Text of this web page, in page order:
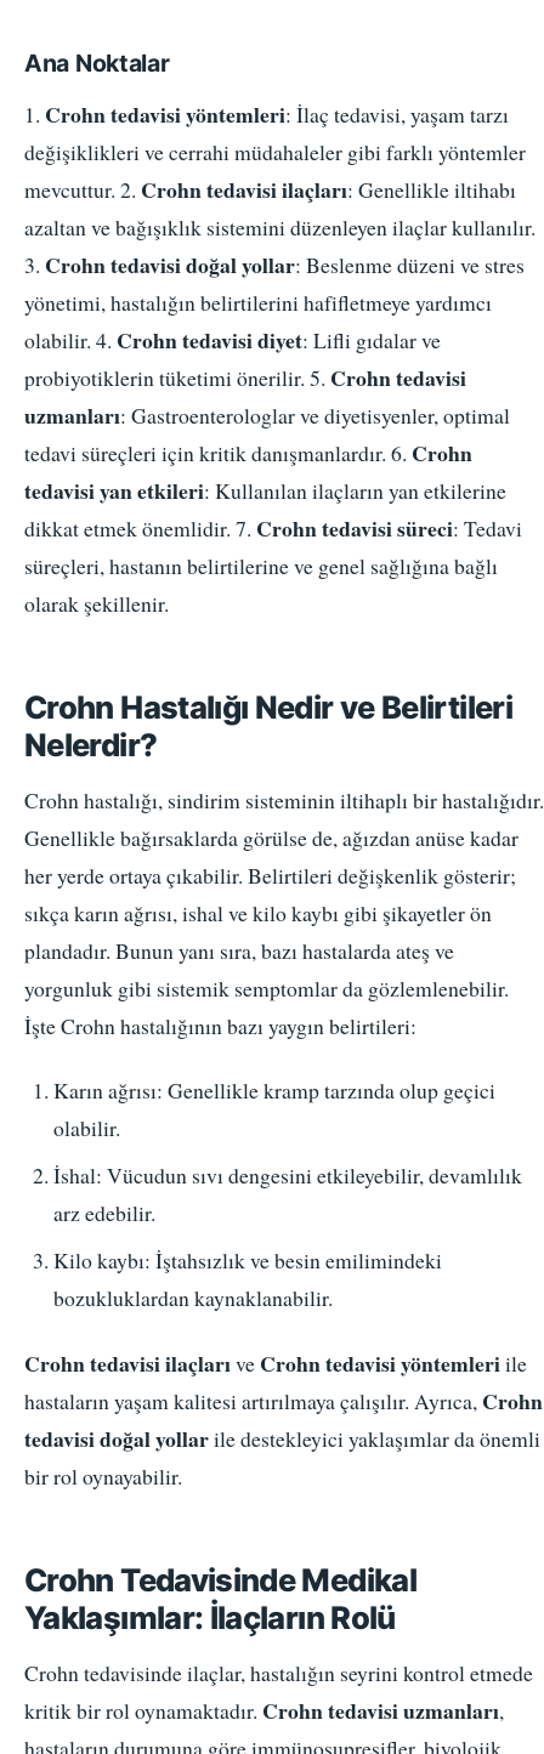
Ana Noktalar
1. Crohn tedavisi yöntemleri: İlaç tedavisi, yaşam tarzı
değişiklikleri ve cerrahi müdahaleler gibi farklı yöntemler
mevcuttur. 2. Crohn tedavisi ilaçları: Genellikle iltihabı
azaltan ve bağışıklık sistemini düzenleyen ilaçlar kullanılır.
3. Crohn tedavisi doğal yollar: Beslenme düzeni ve stres
yönetimi, hastalığın belirtilerini hafifletmeye yardımcı
olabilir. 4. Crohn tedavisi diyet: Lifli gıdalar ve
probiyotiklerin tüketimi önerilir. 5. Crohn tedavisi
uzmanları: Gastroenterologlar ve diyetisyenler, optimal
tedavi süreçleri için kritik danışmanlardır. 6. Crohn
tedavisi yan etkileri: Kullanılan ilaçların yan etkilerine
dikkat etmek önemlidir. 7. Crohn tedavisi süreci: Tedavi
süreçleri, hastanın belirtilerine ve genel sağlığına bağlı
olarak şekillenir.
Crohn Hastalığı Nedir ve Belirtileri
Nelerdir?
Crohn hastalığı, sindirim sisteminin iltihaplı bir hastalığıdır.
Genellikle bağırsaklarda görülse de, ağızdan anüse kadar
her yerde ortaya çıkabilir. Belirtileri değişkenlik gösterir;
sıkça karın ağrısı, ishal ve kilo kaybı gibi şikayetler ön
plandadır. Bunun yanı sıra, bazı hastalarda ateş ve
yorgunluk gibi sistemik semptomlar da gözlemlenebilir.
İşte Crohn hastalığının bazı yaygın belirtileri:
Karın ağrısı: Genellikle kramp tarzında olup geçici
olabilir.
İshal: Vücudun sıvı dengesini etkileyebilir, devamlılık
arz edebilir.
Kilo kaybı: İştahsızlık ve besin emilimindeki
bozukluklardan kaynaklanabilir.
Crohn tedavisi ilaçlarıve Crohn tedavisi yöntemleriile
hastaların yaşam kalitesi artırılmaya çalışılır. Ayrıca, Crohn
tedavisi doğal yollarile destekleyici yaklaşımlar da önemli
bir rol oynayabilir.
Crohn Tedavisinde Medikal
Yaklaşımlar: İlaçların Rolü
Crohn tedavisinde ilaçlar, hastalığın seyrini kontrol etmede
kritik bir rol oynamaktadır. Crohn tedavisi uzmanları,
hastaların durumuna göre immünosupresifler, biyolojik